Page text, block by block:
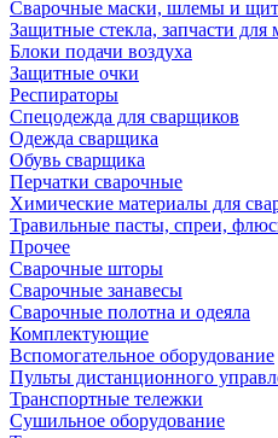
Сварочные маски, шлемы и
Защитные стекла, запчасти для
Блоки подачи воздуха
Защитные очки
Респираторы
Спецодежда для сварщиков
Одежда сварщика
Обувь сварщика
Перчатки сварочные
Химические материалы для
Травильные пасты, спреи,
Прочее
Сварочные шторы
Сварочные занавесы
Сварочные полотна и одеяла
Комплектующие
Вспомогательное оборудование
Пульты дистанционного
Транспортные тележки
Сушильное оборудование